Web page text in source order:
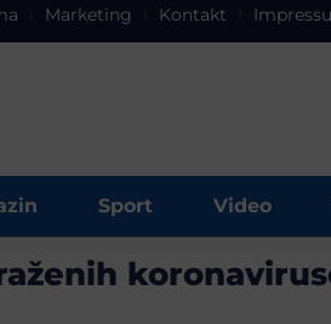
Marketing Kontakt
Sport Video